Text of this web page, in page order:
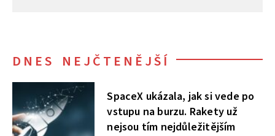
DNES NEJČTENĚJŠÍ
SpaceX ukázala, jak si vede po
vstupu na burzu. Rakety už
nejsou tím nejdůležitějším